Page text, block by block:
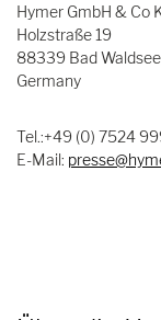
Hymer GmbH & Co
Holzstraße 19
88339 Bad Waldsee
Germany
Tel.:+49 (0) 7524
E-Mail: